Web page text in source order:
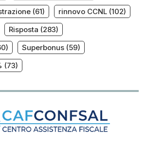
(61) rinnovo CCNL (102)
Risposta (283)
Superbonus (59)
(73)